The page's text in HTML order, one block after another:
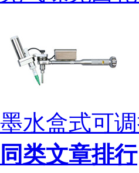
墨水盒式可
同类文章排行